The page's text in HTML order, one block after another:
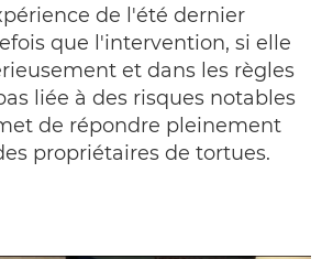
de l'été dernier
que l'intervention, si elle
et dans les règles
liée à des risques notables
de répondre pleinement
propriétaires de tortues.